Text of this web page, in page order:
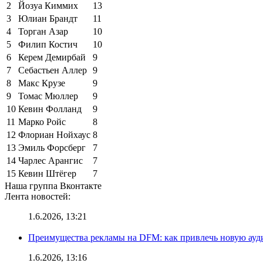
2
Йозуа Киммих
13
3
Юлиан Брандт
11
4
Торган Азар
10
5
Филип Костич
10
6
Керем Демирбай
9
7
Себастьен Аллер 9
8
Макс Крузе
9
9
Томас Мюллер
9
10 Кевин Фолланд
9
11 Марко Ройс
8
12 Флориан Нойхаус 8
13 Эмиль Форсберг
7
14 Чарлес Арангис
7
15 Кевин Штёгер
7
Наша группа Вконтакте
Лента новостей:
1.6.2026, 13:21
Преимущества рекламы на DFM: как привлечь новую
1.6.2026, 13:16